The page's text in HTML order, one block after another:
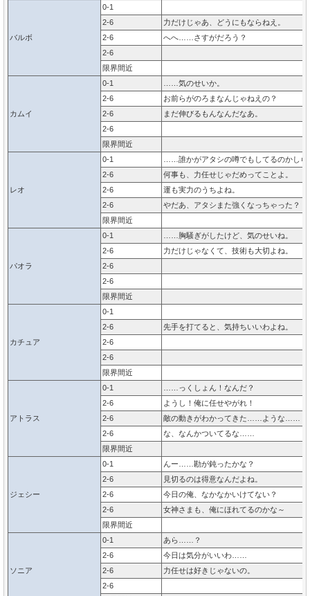
バルボ
0-1
2-6
力だけじゃあ、どうにもならねえ。
2-6
へへ……さすがだろう？
2-6
限界間近
カムイ
0-1
……気のせいか。
2-6
お前らがのろまなんじゃねえの？
2-6
まだ伸びるもんなんだなあ。
2-6
限界間近
レオ
0-1
……誰かがアタシの噂でもしてるのかしら
2-6
何事も、力任せじゃだめってことよ。
2-6
運も実力のうちよね。
2-6
やだあ、アタシまた強くなっちゃった？
限界間近
パオラ
0-1
……胸騒ぎがしたけど、気のせいね。
2-6
力だけじゃなくて、技術も大切よね。
2-6
2-6
限界間近
カチュア
0-1
2-6
先手を打てると、気持ちいいわよね。
2-6
2-6
限界間近
アトラス
0-1
……っくしょん！なんだ？
2-6
ようし！俺に任せやがれ！
2-6
敵の動きがわかってきた……ような……
2-6
な、なんかついてるな……
限界間近
ジェシー
0-1
んー……勘が鈍ったかな？
2-6
見切るのは得意なんだよね。
2-6
今日の俺、なかなかいけてない？
2-6
女神さまも、俺にほれてるのかな～
限界間近
ソニア
0-1
あら……？
2-6
今日は気分がいいわ……
2-6
力任せは好きじゃないの。
2-6